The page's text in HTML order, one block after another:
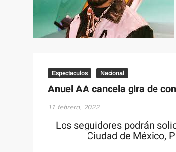
Espectaculos Nacional
Anuel AA cancela gira de
11 febrero, 2022
Los seguidores podrán
Ciudad de México,